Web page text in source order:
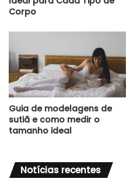
Corpo
Guia de modelagens de
sutiã e como medir o
tamanho ideal
Notícias recentes